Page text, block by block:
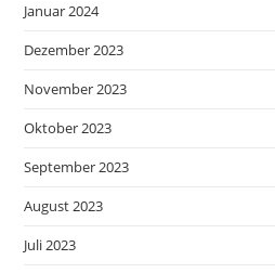
Januar 2024
Dezember 2023
November 2023
Oktober 2023
September 2023
August 2023
Juli 2023